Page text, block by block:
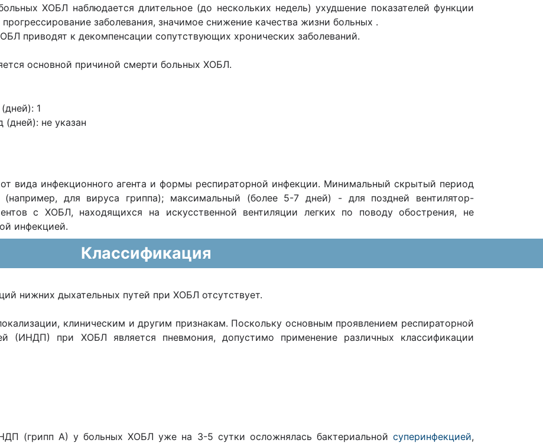
ХОБЛ наблюдается длительное (до нескольких недель) ухудшение показателей функции
заболевания, значимое снижение качества жизни больных .
приводят к декомпенсации сопутствующих хронических заболеваний.
основной причиной смерти больных ХОБЛ.
1
(дней): не указан
вида инфекционного агента и формы респираторной инфекции. Минимальный скрытый период
(например, для вируса гриппа); максимальный (более 5-7 дней) - для поздней вентилятор-
с ХОБЛ, находящихся на искусственной вентиляции легких по поводу обострения, не
инфекцией.
Классификация
нижних дыхательных путей при ХОБЛ отсутствует.
клиническим и другим признакам. Поскольку основным проявлением респираторной
(ИНДП) при ХОБЛ является пневмония, допустимо применение различных классификации
(грипп А) у больных ХОБЛ уже на 3-5 сутки осложнялась бактериальной суперинфекцией,